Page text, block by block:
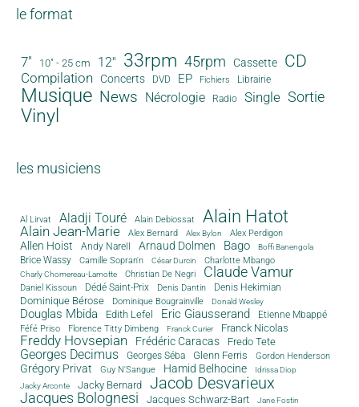
le format
7" 10" - 25 cm 12" 33rpm 45rpm Cassette CD
Compilation Concerts DVD EP Fichiers Librairie
Musique News Nécrologie Radio Single Sortie
Vinyl
les musiciens
Al Lirvat Aladji Touré Alain Debiossat Alain Hatot
Alain Jean-Marie Alex Bernard Alex Bylon Alex Perdigon
Allen Hoist Andy Narell Arnaud Dolmen Bago Boffi Banengola
Brice Wassy Camille Sopran'n César Durcin Charlotte Mbango
Charly Chomereau-Lamotte Christian De Negri Claude Vamur
Daniel Kissoun Dédé Saint-Prix Denis Dantin Denis Hekimian
Dominique Bérose Dominique Bougrainville Donald Wesley
Douglas Mbida Edith Lefel Eric Giausserand Etienne Mbappé
Féfé Priso Florence Titty Dimbeng Franck Curier Franck Nicolas
Freddy Hovsepian Frédéric Caracas Fredo Tete
Georges Decimus Georges Séba Glenn Ferris Gordon Henderson
Grégory Privat Guy N'Sangue Hamid Belhocine
Idrissa Diop
Jacky Arconte
Jacky Bernard Jacob Desvarieux
Jacques Bolognesi Jacques Schwarz-Bart Jane Fostin